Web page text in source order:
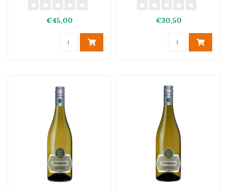
€45,00 €30,50